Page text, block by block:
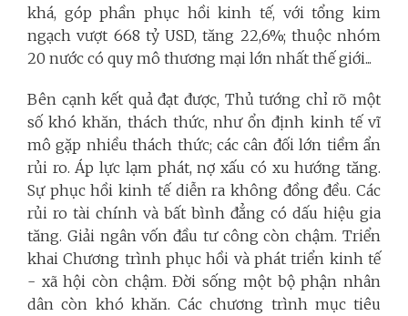
khá, góp phần phục hồi kinh tế, với tổng kim
ngạch vượt 668 tỷ USD, tăng 22,6%; thuộc nhóm
20 nước có quy mô thương mại lớn nhất thế giới...
Bên cạnh kết quả đạt được, Thủ tướng chỉ rõ một
số khó khăn, thách thức, như ổn định kinh tế vĩ
mô gặp nhiều thách thức; các cân đối lớn tiềm ẩn
rủi ro. Áp lực lạm phát, nợ xấu có xu hướng tăng.
Sự phục hồi kinh tế diễn ra không đồng đều. Các
rủi ro tài chính và bất bình đẳng có dấu hiệu gia
tăng. Giải ngân vốn đầu tư công còn chậm. Triển
khai Chương trình phục hồi và phát triển kinh tế
- xã hội còn chậm. Đời sống một bộ phận nhân
dân còn khó khăn. Các chương trình mục tiêu